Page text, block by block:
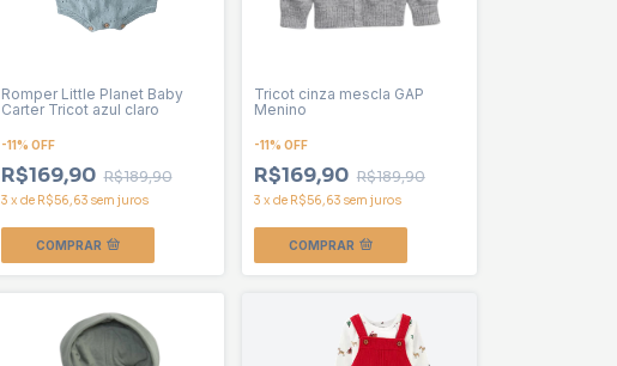
Romper Little Planet Baby
Carter Tricot azul claro
-11% OFF
R$169,90 R$189,90
3 x de R$56,63 sem juros
COMPRAR
Tricot cinza mescla GAP
Menino
-11% OFF
R$169,90 R$189,90
3 x de R$56,63 sem juros
COMPRAR